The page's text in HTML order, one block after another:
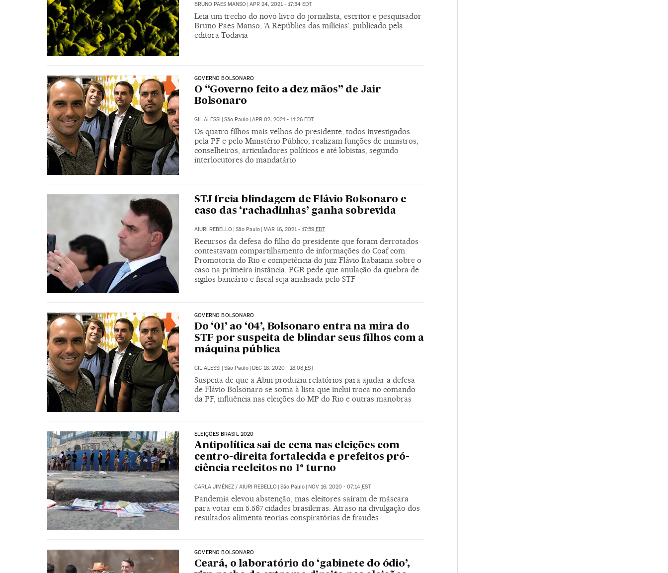
BRUNO PAES MANSO | APR 24, 2021 - 17:34 EDT
Leia um trecho do novo livro do jornalista, escritor e pesquisador
Bruno Paes Manso, ‘A República das milícias’, publicado pela
editora Todavia
GOVERNO BOLSONARO
O “Governo feito a dez mãos” de Jair
Bolsonaro
GIL ALESSI São Paulo APR 02, 2021 - 11:26 EDT
Os quatro filhos mais velhos do presidente, todos investigados
pela PF e pelo Ministério Público, realizam funções de ministros,
conselheiros, articuladores políticos e até lobistas, segundo
interlocutores do mandatário
STJ freia blindagem de Flávio Bolsonaro e
caso das ‘rachadinhas’ ganha sobrevida
AIURI REBELLO | São Paulo | MAR 16, 2021 - 17:59 EDT
Recursos da defesa do filho do presidente que foram derrotados
contestavam compartilhamento de informações do Coaf com
Promotoria do Rio e competência do juiz Flávio Itabaiana sobre o
caso na primeira instância. PGR pede que anulação da quebra de
sigilos bancário e fiscal seja analisada pelo STF
GOVERNO BOLSONARO
Do ‘01’ ao ‘04’, Bolsonaro entra na mira do
STF por suspeita de blindar seus filhos com a
máquina pública
GIL ALESSI São Paulo DEC 18, 2020 - 18:08 EST
Suspeita de que a Abin produziu relatórios para ajudar a defesa
de Flávio Bolsonaro se soma à lista que inclui troca no comando
da PF, influência nas eleições do MP do Rio e outras manobras
ELEIÇÕES BRASIL 2020
Antipolítica sai de cena nas eleições com
centro-direita fortalecida e prefeitos pró-
ciência reeleitos no 1º turno
CARLA JIMÉNEZ/ AIURI REBELLO | São Paulo | NOV 16, 2020 - 07:14 EST
Pandemia elevou abstenção, mas eleitores saíram de máscara
para votar em 5.567 cidades brasileiras. Atraso na divulgação dos
resultados alimenta teorias conspiratórias de fraudes
GOVERNO BOLSONARO
Ceará, o laboratório do ‘gabinete do ódio’,